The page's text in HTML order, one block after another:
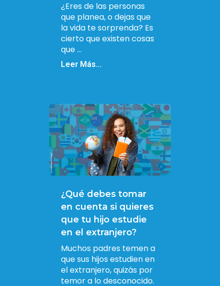
¿Eres de las personas
que planea, o dejas que
la vida te sorprenda? Es
cierto que existen cosas
que ...
Leer Más...
¿Qué debes tomar
en cuenta si quieres
que tu hijo estudie
en el extranjero?
Muchos padres temen a
que sus hijos estudien en
el extranjero, quizás por
temor a lo desconocido.